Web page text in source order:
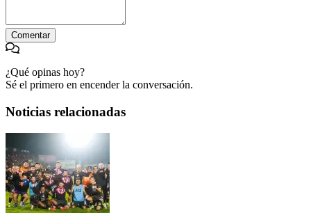
Comentar
¿Qué opinas hoy?
Sé el primero en encender la conversación.
Noticias relacionadas